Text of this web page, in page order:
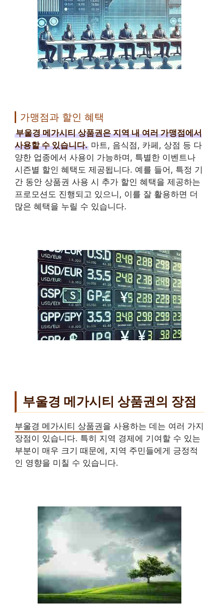
가맹점과 할인 혜택
부울경 메가시티 상품권은 지역 내 여러 가맹점에서
사용할 수 있습니다. 마트, 음식점, 카페, 상점 등 다
양한 업종에서 사용이 가능하며, 특별한 이벤트나
시즌별 할인 혜택도 제공됩니다. 예를 들어, 특정 기
간 동안 상품권 사용 시 추가 할인 혜택을 제공하는
프로모션도 진행되고 있으니, 이를 잘 활용하면 더
많은 혜택을 누릴 수 있습니다.
부울경 메가시티 상품권의 장점
부울경 메가시티 상품권을 사용하는 데는 여러 가지
장점이 있습니다. 특히 지역 경제에 기여할 수 있는
부분이 매우 크기 때문에, 지역 주민들에게 긍정적
인 영향을 미칠 수 있습니다.